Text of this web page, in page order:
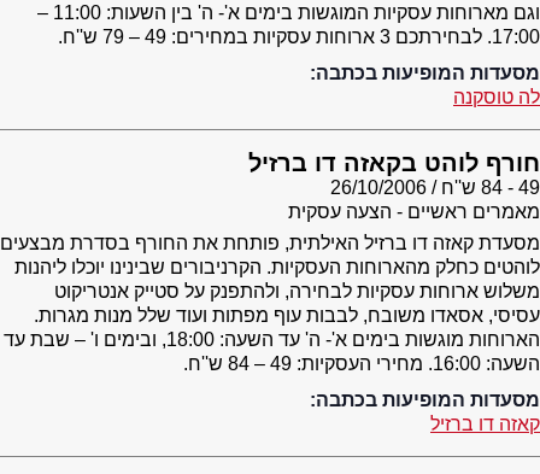
וגם מארוחות עסקיות המוגשות בימים א'- ה' בין השעות: 11:00 –
17:00. לבחירתכם 3 ארוחות עסקיות במחירים: 49 – 79 ש''ח.
מסעדות המופיעות בכתבה:
לה טוסקנה
חורף לוהט בקאזה דו ברזיל
49 - 84 ש''ח
26/10/2006
מאמרים ראשיים - הצעה עסקית
מסעדת קאזה דו ברזיל האילתית, פותחת את החורף בסדרת מבצעים
לוהטים כחלק מהארוחות העסקיות. הקרניבורים שבינינו יוכלו ליהנות
משלוש ארוחות עסקיות לבחירה, ולהתפנק על סטייק אנטריקוט
עסיסי, אסאדו משובח, לבבות עוף מפתות ועוד שלל מנות מגרות.
הארוחות מוגשות בימים א'- ה' עד השעה: 18:00, ובימים ו' – שבת עד
השעה: 16:00. מחירי העסקיות: 49 – 84 ש''ח.
מסעדות המופיעות בכתבה:
קאזה דו ברזיל